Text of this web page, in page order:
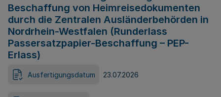
Beschaffung von Heimreisedokumenten
durch die Zentralen Ausländerbehörden in
Nordrhein-Westfalen (Runderlass
Passersatzpapier-Beschaffung – PEP-
Erlass)
Ausfertigungsdatum 23.07.2026